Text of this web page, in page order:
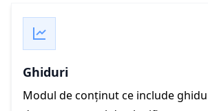
Ghiduri
Modul de conținut ce include